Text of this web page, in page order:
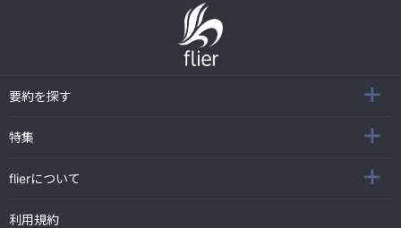
要約を探す
特集
flierについて
利用規約